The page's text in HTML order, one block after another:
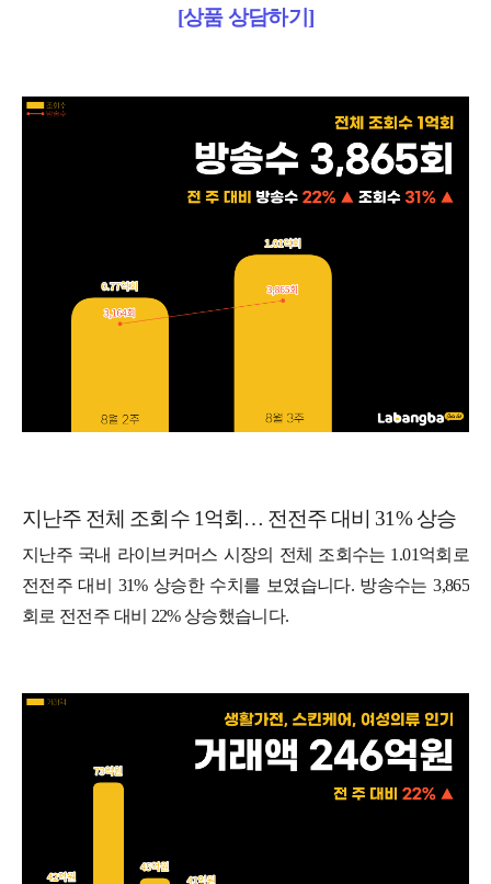
[상품 상담하기]
지난주 전체 조회수 1억회… 전전주 대비 31% 상승
지난주 국내 라이브커머스 시장의 전체 조회수는 1.01억회로
전전주 대비 31% 상승한 수치를 보였습니다. 방송수는 3,865
회로 전전주 대비 22% 상승했습니다.